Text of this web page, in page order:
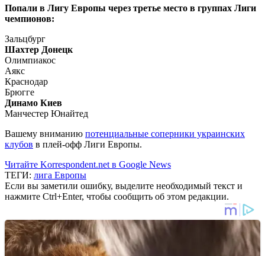
Попали в Лигу Европы через третье место в группах Лиги
чемпионов:
Зальцбург
Шахтер Донецк
Олимпиакос
Аякс
Краснодар
Брюгге
Динамо Киев
Манчестер Юнайтед
Вашему вниманию потенциальные соперники украинских
клубов в плей-офф Лиги Европы.
Читайте Korrespondent.net в Google News
ТЕГИ: лига Европы
Если вы заметили ошибку, выделите необходимый текст и
нажмите Ctrl+Enter, чтобы сообщить об этом редакции.